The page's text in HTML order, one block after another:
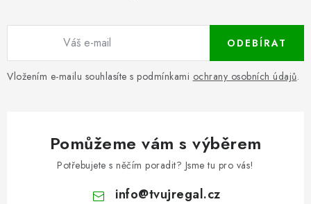
Vložením e-mailu souhlasíte s podmínkami ochrany osobních údajů.
ODEBÍRAT
Pomůžeme vám s výběrem
Potřebujete s něčím poradit? Jsme tu pro vás!
info@tvujregal.cz